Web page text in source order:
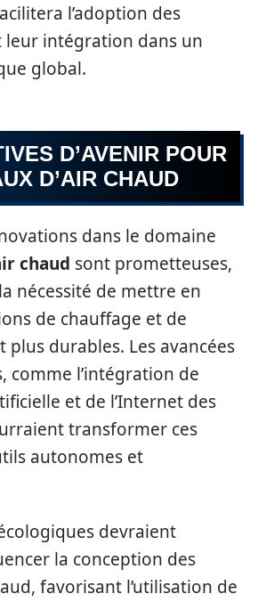
l’adoption des
leur intégration dans un
global.
D’AVENIR POUR
D’AIR CHAUD
dans le domaine
chaud sont prometteuses,
nécessité de mettre en
de chauffage et de
durables. Les avancées
comme l’intégration de
et de l’Internet des
transformer ces
autonomes et
devraient
la conception des
favorisant l’utilisation de